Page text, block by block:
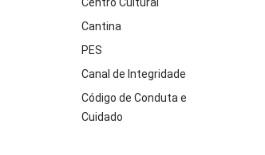
Cantina
PES
Canal de Integridade
Código de Conduta e
Cuidado